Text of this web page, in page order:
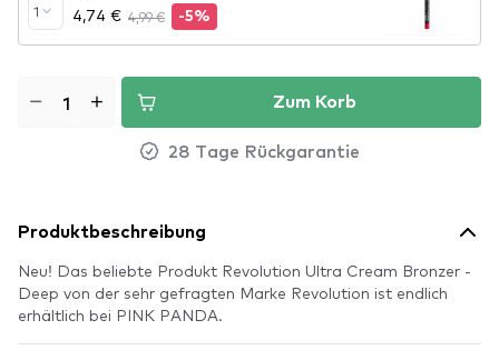
1
Spicy (SMLL57)
4,74 € 4,99 € -5%
Zum Korb
28 Tage Rückgarantie
Produktbeschreibung
Neu! Das beliebte Produkt Revolution Ultra Cream Bronzer -
Deep von der sehr gefragten Marke Revolution ist endlich
erhältlich bei PINK PANDA.